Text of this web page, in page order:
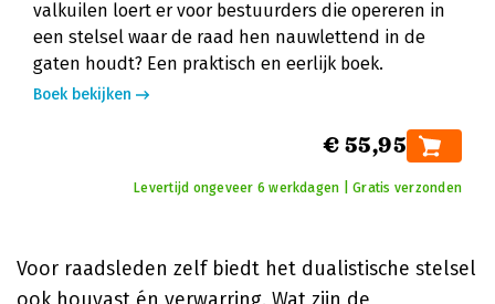
valkuilen loert er voor bestuurders die opereren in
een stelsel waar de raad hen nauwlettend in de
gaten houdt? Een praktisch en eerlijk boek.
Boek bekijken
€ 55,95
Levertijd ongeveer 6 werkdagen | Gratis verzonden
Voor raadsleden zelf biedt het dualistische stelsel